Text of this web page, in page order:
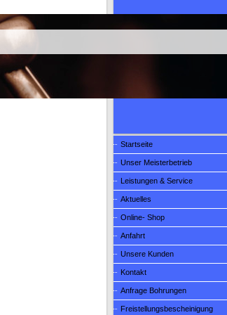
Startseite
Unser Meisterbetrieb
Leistungen & Service
Aktuelles
Online- Shop
Anfahrt
Unsere Kunden
Kontakt
Anfrage Bohrungen
Freistellungsbescheinigung